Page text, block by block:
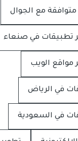
مع الجوال
تطبيقات في صنعاء
مواقع الويب
في الرياض
في السعودية